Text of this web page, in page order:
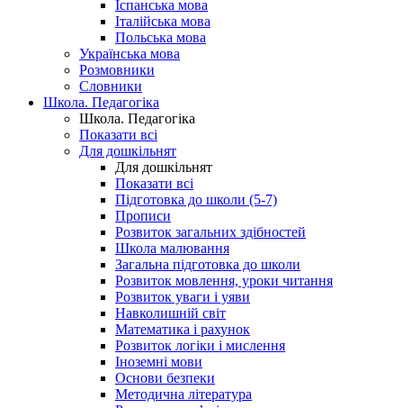
Іспанська мова
Італійська мова
Польська мова
Українська мова
Розмовники
Словники
Школа. Педагогіка
Школа. Педагогіка
Показати всі
Для дошкільнят
Для дошкільнят
Показати всі
Підготовка до школи (5-7)
Прописи
Розвиток загальних здібностей
Школа малювання
Загальна підготовка до школи
Розвиток мовлення, уроки читання
Розвиток уваги і уяви
Навколишній світ
Математика і рахунок
Розвиток логіки і мислення
Іноземні мови
Основи безпеки
Методична література